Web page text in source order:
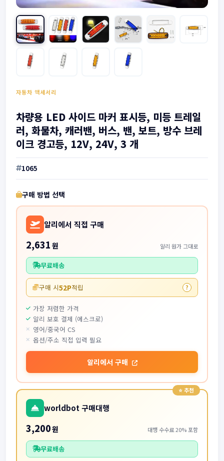
자동차 액세서리
차량용 LED 사이드 마커 표시등, 미등 트레일
러, 화물차, 캐러밴, 버스, 밴, 보트, 방수 브레
이크 경고등, 12V, 24V, 3 개
1065
구매 방법 선택
알리에서 직접 구매
2,631 원 알리 원가 그대로
무료배송
구매 시52P적립 ?
가장 저렴한 가격
알리 보호 결제 (에스크로)
영어/중국어 CS
옵션/주소 직접 입력 필요
알리에서 구매
worldbot 구매대행
3,200원 대행 수수료 20% 포함
무료배송